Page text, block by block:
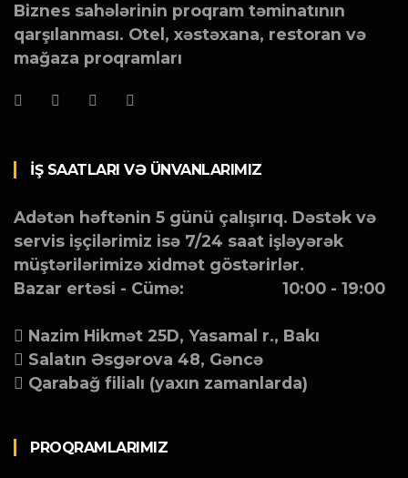
Biznes sahələrinin proqram təminatının
qarşılanması. Otel, xəstəxana, restoran və
mağaza proqramları
İŞ SAATLARI VƏ ÜNVANLARIMIZ
Adətən həftənin 5 günü çalışırıq. Dəstək və
servis işçilərimiz isə 7/24 saat işləyərək
müştərilərimizə xidmət göstərirlər.
Bazar ertəsi - Cümə:
10:00 - 19:00
Nazim Hikmət 25D, Yasamal r., Bakı
Salatın Əsgərova 48, Gəncə
Qarabağ filialı (yaxın zamanlarda)
PROQRAMLARIMIZ